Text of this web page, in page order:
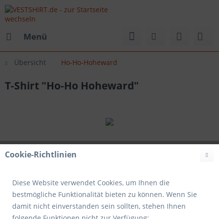
Menü
Übersicht Ho-Ho-Hoheward
T-Shirt "Ho-Ho Hoheward"
Cookie-Richtlinien
Diese Website verwendet Cookies, um Ihnen die
bestmögliche Funktionalität bieten zu können. Wenn Sie
damit nicht einverstanden sein sollten, stehen Ihnen